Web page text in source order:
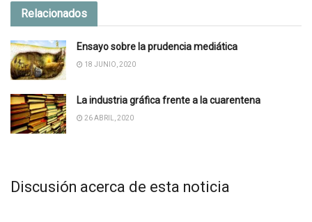
Relacionados
Ensayo sobre la prudencia mediática
18 JUNIO, 2020
La industria gráfica frente a la cuarentena
26 ABRIL, 2020
Discusión acerca de esta noticia